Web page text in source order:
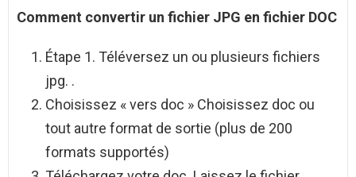
Comment convertir un fichier JPG en fichier DOC
Étape 1. Téléversez un ou plusieurs fichiers
jpg. .
Choisissez « vers doc » Choisissez doc ou
tout autre format de sortie (plus de 200
formats supportés)